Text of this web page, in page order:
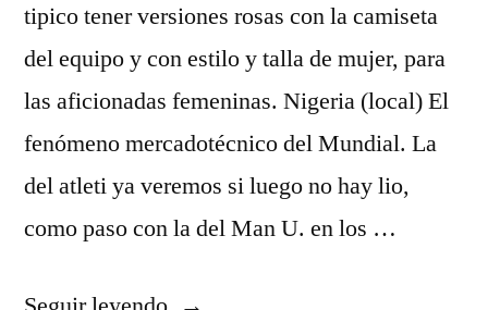
tipico tener versiones rosas con la camiseta
del equipo y con estilo y talla de mujer, para
las aficionadas femeninas. Nigeria (local) El
fenómeno mercadotécnico del Mundial. La
del atleti ya veremos si luego no hay lio,
como paso con la del Man U. en los …